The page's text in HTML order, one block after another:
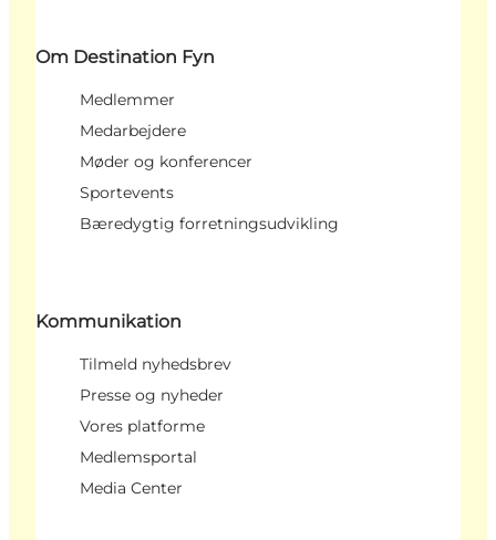
Om Destination Fyn
Medlemmer
Medarbejdere
Møder og konferencer
Sportevents
Bæredygtig forretningsudvikling
Kommunikation
Tilmeld nyhedsbrev
Presse og nyheder
Vores platforme
Medlemsportal
Media Center